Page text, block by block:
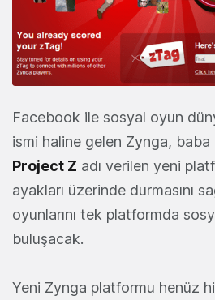
Facebook ile sosyal oyun
ismi haline gelen Zynga, baba
Project Z adı verilen yeni
ayakları üzerinde durmasını
oyunlarını tek platformda
buluşacak.
Yeni Zynga platformu henüz